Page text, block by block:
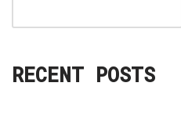
RECENT POSTS